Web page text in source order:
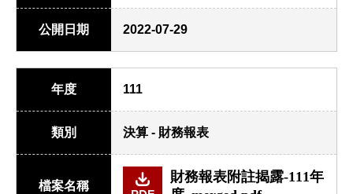
公開日期 2022-07-29
年度 111
類別 決算 - 財務報表
檔案名稱
財務報表附註揭露-111年